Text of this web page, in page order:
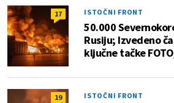
17 ISTOČNI FRONT
50.000
Rusiju; Izvedeno
ključne tačke
19 ISTOČNI FRONT